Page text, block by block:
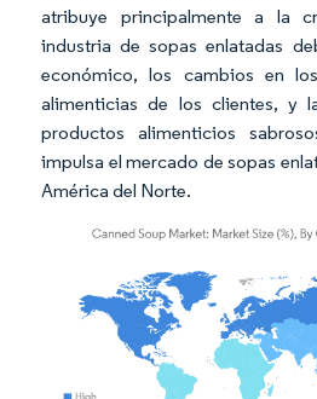
atribuye principalmente a la
industria de sopas enlatadas
económico, los cambios en
alimenticias de los clientes, y
productos alimenticios
impulsa el mercado de sopas
América del Norte.